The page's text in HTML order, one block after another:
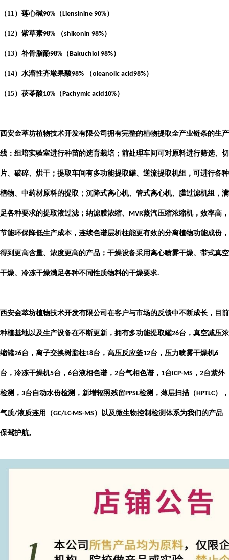
（11）莲心碱90% （Liensinine 90%）
（12）紫草素98% （shikonin 98%）
（13）补骨脂酚98% （Bakuchiol 98%）
（14）水溶性齐墩果酸98% （oleanolic acid98%）
（15）茯苓酸10% （Pachymic acid10%）
西安金萃坊植物技术开发有限公司 拥有完整的植物提取全产业链条的生产
线：组培实验室进行种苗的选育栽培；前处理车间可对原料进行筛选、切
片、破碎、烘干；提取车间有多功能提取罐、逆流提取机组，可进行各种
植物、中药材原料的提取；沉降式离心机、管式离心机、膜过滤机组，满
足各种要求的提取液过滤；纳滤膜浓缩、 MVR蒸汽压缩浓缩机，效率高，
节能环保降低生产成本，连续色谱层析柱能更有效的分离植物功能成份，
得到更高含量、浓度更高的产品；干燥设备采用离心喷雾干燥、带式真空
干燥、冷冻干燥满足各种不同性质物料的干燥要求.
西安金萃坊植物技术开发有限公司 在客户与市场的反馈中不断成长，目前
种植基地以及生产设备在不断更新，拥有多功能提取罐26台，真空减压浓
缩罐26台，离子交换树脂柱18台，高压反应釜12台，压力喷雾干燥机6
台，冷冻干燥机5台， 6台液相色谱， 2台气相色谱， 1台ICP-MS ， 2台紫外
检测， 3台自动水份检测，新增辐照残留PPSL检测，薄层扫描（HPTLC），
气质/液质连用（GC/LC-MS-MS）以及微生物控制检测体系为我们的产品
保驾护航。